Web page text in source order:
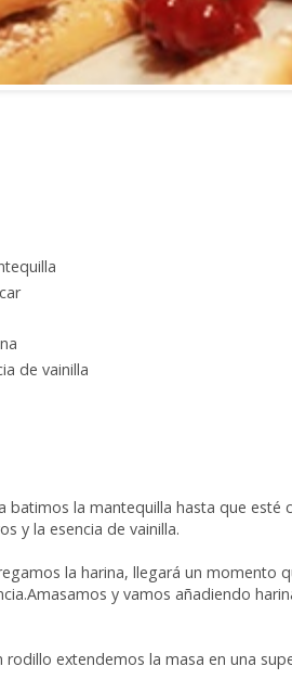
de vainilla
batimos la mantequilla hasta que
y la esencia de vainilla.
la harina, llegará un momento
y vamos añadiendo
rodillo extendemos la masa en una